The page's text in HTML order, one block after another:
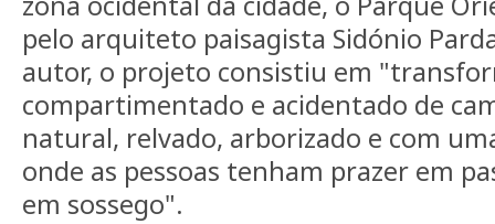
pelo arquiteto paisagista Sidónio
autor, o projeto consistiu em
compartimentado e acidentado de
natural, relvado, arborizado e com
onde as pessoas tenham prazer em
em sossego".